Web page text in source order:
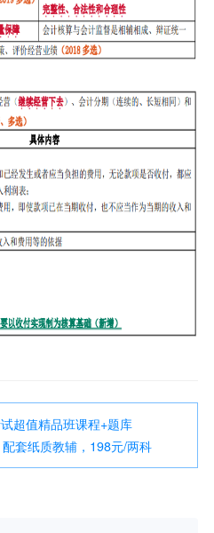
超值精品班课程+题库
套纸质教辅，198元/两科